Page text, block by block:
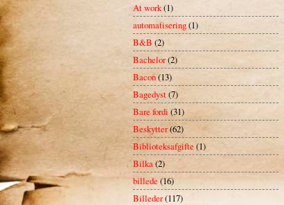
At work(1)
automatisering(1)
B&B (2)
Bachelor(2)
Bacon(13)
Bagedyst(7)
Bare fordi (31)
Beskytter(62)
Biblioteksafgifte (1)
Bilka(2)
billede (16)
Billeder(117)